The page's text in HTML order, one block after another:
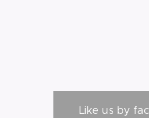
Like us by